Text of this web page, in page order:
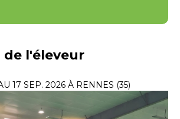
de l'éleveur
17 SEP. 2026 À RENNES (35)